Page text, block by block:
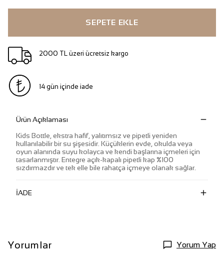
SEPETE EKLE
2000 TL üzeri ücretsiz kargo
14 gün içinde iade
Ürün Açıklaması
Kids Bottle, ekstra hafif, yalıtımsız ve pipetli yeniden
kullanılabilir bir su şişesidir. Küçüklerin evde, okulda veya
oyun alanında suyu kolayca ve kendi başlarına içmeleri için
tasarlanmıştır. Entegre açık-kapalı pipetli kap %100
sızdırmazdır ve tek elle bile rahatça içmeye olanak sağlar.
İADE
Yorumlar Yorum Yap